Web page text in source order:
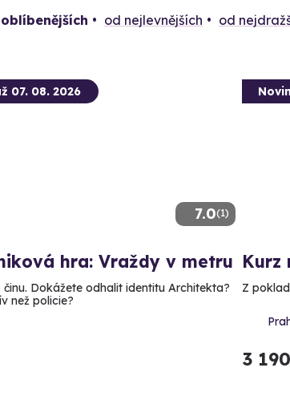
od nejlevnějších od
7.0(1)
07. 08. 2026
hra: Vraždy v metru
Dokážete odhalit identitu Architekta?
než policie?
Kurz
Z
3